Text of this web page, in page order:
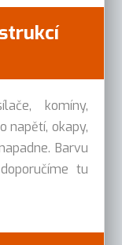
komíny,
napětí, okapy,
Barvu
tu